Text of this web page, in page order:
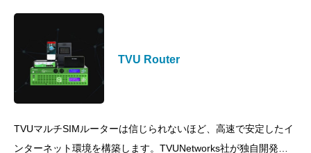
TVU Router
TVUマルチSIMルーターは信じられないほど、高速で安定したイ
ンターネット環境を構築します。TVUNetworks社が独自開発し